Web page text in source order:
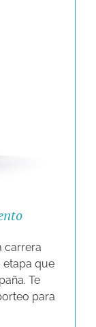
carrera
etapa que
Te
para